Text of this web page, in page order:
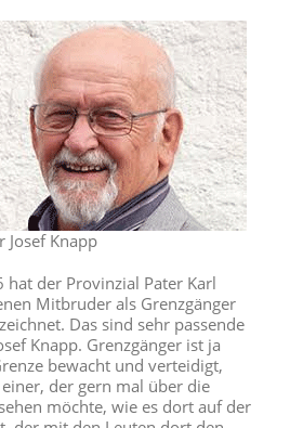
Josef Knapp
der Provinzial Pater Karl
Mitbruder als Grenzgänger
Das sind sehr passende
Knapp. Grenzgänger ist ja
bewacht und verteidigt,
der gern mal über die
möchte, wie es dort auf der